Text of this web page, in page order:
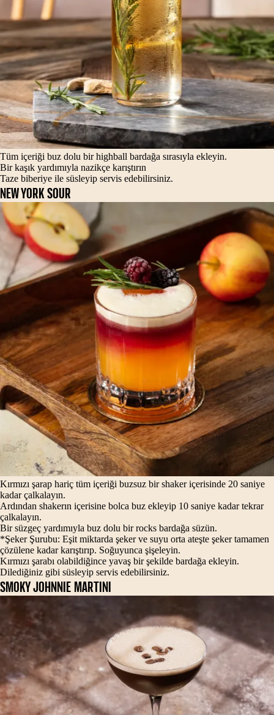
Tüm içeriği buz dolu bir highball bardağa sırasıyla ekleyin.
Bir kaşık yardımıyla nazikçe karıştırın
Taze biberiye ile süsleyip servis edebilirsiniz.
NEW YORK SOUR
Kırmızı şarap hariç tüm içeriği buzsuz bir shaker içerisinde 20 saniye
kadar çalkalayın.
Ardından shakerın içerisine bolca buz ekleyip 10 saniye kadar tekrar
çalkalayın.
Bir süzgeç yardımıyla buz dolu bir rocks bardağa süzün.
*Şeker Şurubu: Eşit miktarda şeker ve suyu orta ateşte şeker tamamen
çözülene kadar karıştırıp. Soğuyunca şişeleyin.
Kırmızı şarabı olabildiğince yavaş bir şekilde bardağa ekleyin.
Dilediğiniz gibi süsleyip servis edebilirsiniz.
SMOKY JOHNNIE MARTINI